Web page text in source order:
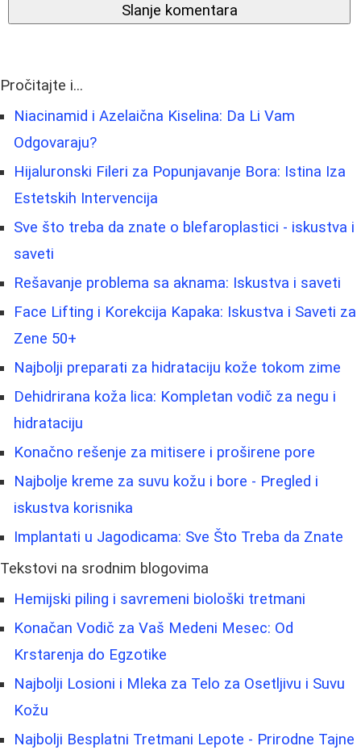
Slanje komentara
Pročitajte i...
Niacinamid i Azelaična Kiselina: Da Li Vam
Odgovaraju?
Hijaluronski Fileri za Popunjavanje Bora: Istina Iza
Estetskih Intervencija
Sve što treba da znate o blefaroplastici - iskustva i
saveti
Rešavanje problema sa aknama: Iskustva i saveti
Face Lifting i Korekcija Kapaka: Iskustva i Saveti za
Zene 50+
Najbolji preparati za hidrataciju kože tokom zime
Dehidrirana koža lica: Kompletan vodič za negu i
hidrataciju
Konačno rešenje za mitisere i proširene pore
Najbolje kreme za suvu kožu i bore - Pregled i
iskustva korisnika
Implantati u Jagodicama: Sve Što Treba da Znate
Tekstovi na srodnim blogovima
Hemijski piling i savremeni biološki tretmani
Konačan Vodič za Vaš Medeni Mesec: Od
Krstarenja do Egzotike
Najbolji Losioni i Mleka za Telo za Osetljivu i Suvu
Kožu
Najbolji Besplatni Tretmani Lepote - Prirodne Tajne